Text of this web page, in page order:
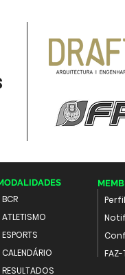
BCR
ATLETISMO
ESPORTS
CALENDÁRIO
RESULTADOS
Perfil
FAZ-